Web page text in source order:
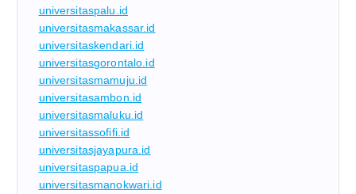
universitaspalu.id
universitasmakassar.id
universitaskendari.id
universitasgorontalo.id
universitasmamuju.id
universitasambon.id
universitasmaluku.id
universitassofifi.id
universitasjayapura.id
universitaspapua.id
universitasmanokwari.id